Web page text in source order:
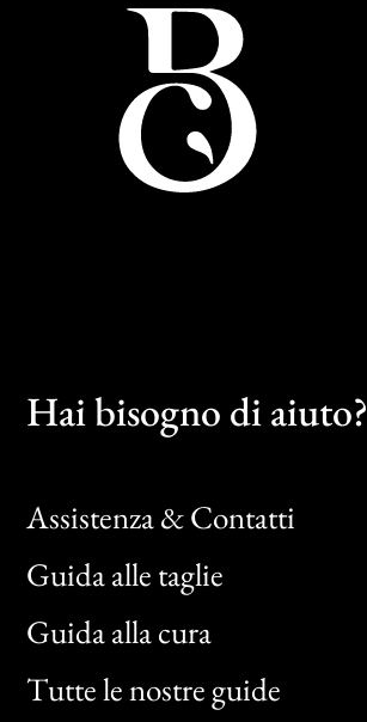
Hai bisogno di aiuto?
Assistenza & Contatti
Guida alle taglie
Guida alla cura
Tutte le nostre guide